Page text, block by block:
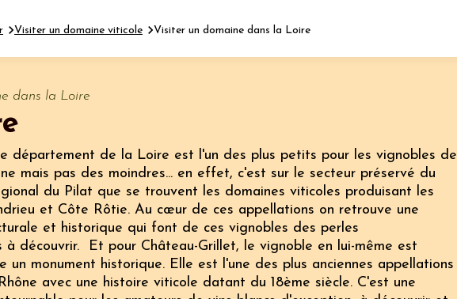
d’événement
06 août 2026 et plus Oenologie
Balade en trott électrique
tout terrain dans les
vignobles - Terre de Syrah
Tain-l'Hermitage
09:30
11:30
Visiter un domaine viticole Visiter un domaine dans la Loire
dans la Loire
département de la Loire est l'un des plus petits pour les vignobles de
mais pas des moindres... en effet, c'est sur le secteur préservé du
du Pilat que se trouvent les domaines viticoles produisant les
et Côte Rôtie. Au cœur de ces appellations on retrouve une
et historique qui font de ces vignobles des perles
à découvrir. Et pour Château-Grillet, le vignoble en lui-même est
un monument historique. Elle est l'une des plus anciennes appellations
avec une histoire viticole datant du 18ème siècle. C'est une